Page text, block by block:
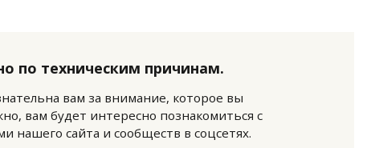
по техническим причинам.
вам за внимание, которое вы
вам будет интересно познакомиться с
нашего сайта и сообществ в соцсетях.